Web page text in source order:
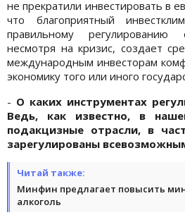
не прекратили инвестировать в
что благоприятный
правильному регулированию
несмотря на кризис, создает
международным инвесторам
экономику того или иного
- О каких инструментах
Ведь, как известно, в
подакцизные отрасли, в
зарегулированы
Читай также:
Минфин предлагает повысить
алкоголь